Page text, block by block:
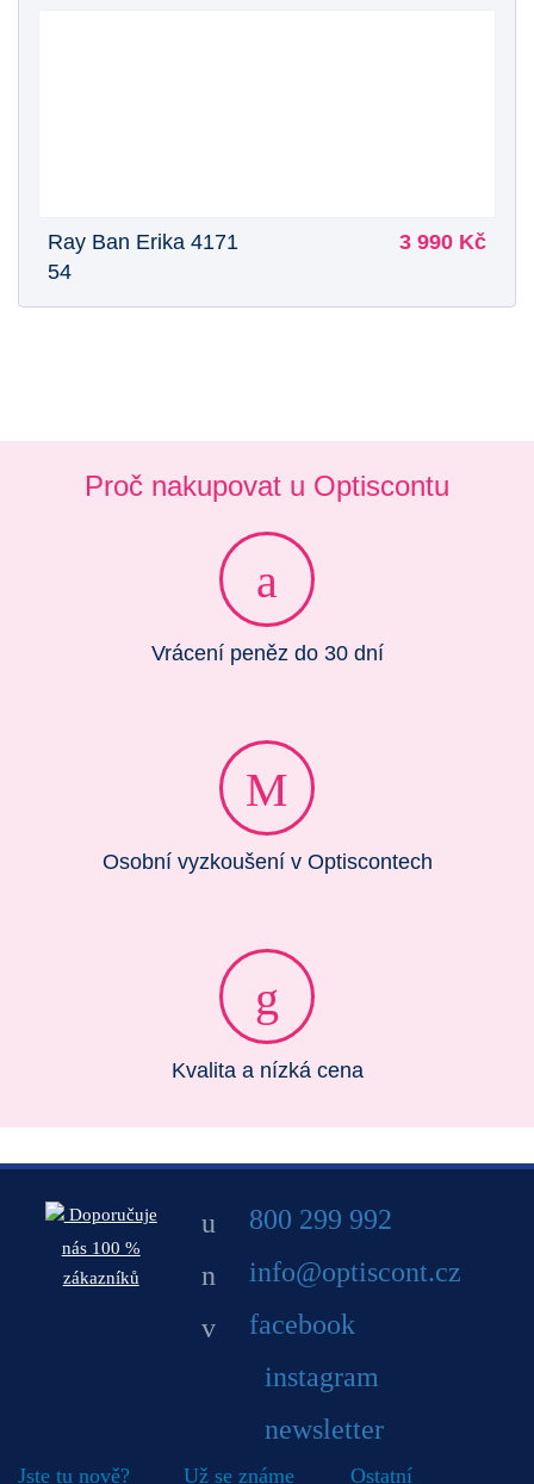
Ray Ban Erika 4171
54
3 990 Kč
Proč nakupovat u Optiscontu
Vrácení peněz do 30 dní
Osobní vyzkoušení v Optiscontech
Kvalita a nízká cena
Doporučuje
nás 100 %
zákazníků
800 299 992
info@optiscont.cz
facebook
instagram
newsletter
Jste tu nově? Už se známe Ostatní